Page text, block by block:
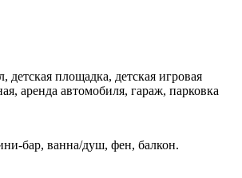
площадка, детская игровая
аренда автомобиля, гараж, парковка
бар, ванна/душ, фен, балкон.